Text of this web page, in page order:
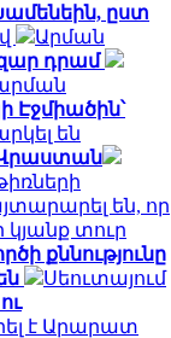
ըստ
Արման
դրամ
Էջմիածին՝
են
Վրաստան
են, որ
կյանք տուր
քննությունը
Սեուտայում
է Արարատ